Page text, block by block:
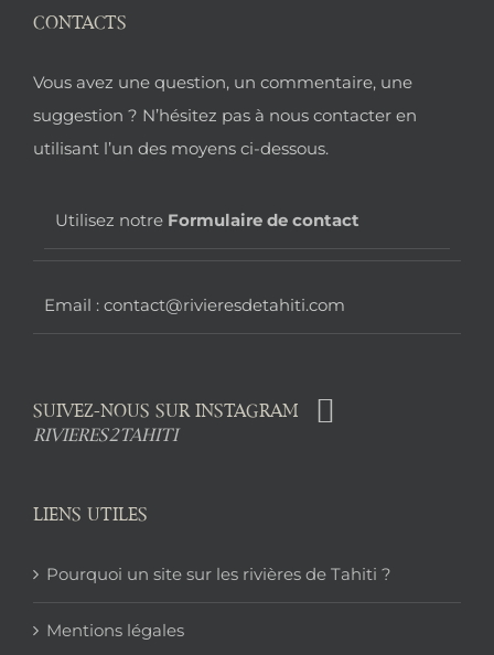
Pied
de
page
CONTACTS
Vous avez une question, un commentaire, une
suggestion ? N’hésitez pas à nous contacter en
utilisant l’un des moyens ci-dessous.
Utilisez notre Formulaire de contact
Email : contact@rivieresdetahiti.com
SUIVEZ-NOUS SUR INSTAGRAM
RIVIERES2TAHITI
LIENS UTILES
Pourquoi un site sur les rivières de Tahiti ?
Mentions légales